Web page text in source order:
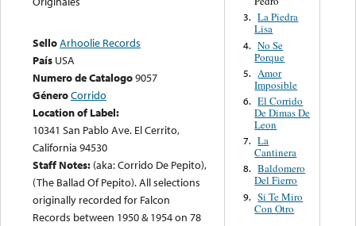
SelloArhoolie Records
País USA
Numero de Catalogo9057
GéneroCorrido
Location of Label:
10341 San Pablo Ave. El Cerrito,
California 94530
Staff Notes: (aka: Corrido De Pepito),
(The Ballad Of Pepito). All selections
originally recorded for Falcon
Records between 1950 & 1954 on 78
3. La Piedra
Lisa
4. No Se
Porque
5. Amor
Imposible
6. El Corrido
De Dimas De
Leon
7. La
Cantinera
8. Baldomero
Del Fierro
9. Si Te Miro
Con Otro